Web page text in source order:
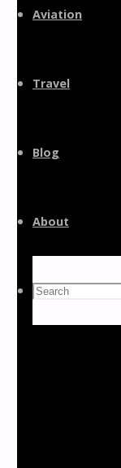
Aviation
Travel
Blog
About
Search
Search